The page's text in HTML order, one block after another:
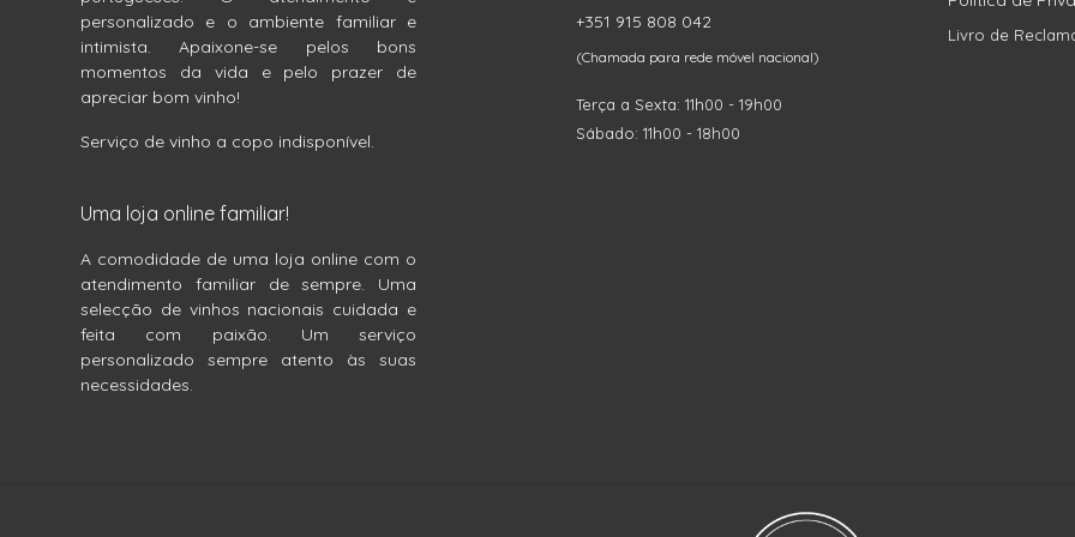
personalizado e o ambiente familiar e
intimista. Apaixone-se pelos bons
momentos da vida e pelo prazer de
apreciar bom vinho!
Serviço de vinho a copo indisponível.
Uma loja online familiar!
A comodidade de uma loja online com o
atendimento familiar de sempre. Uma
selecção de vinhos nacionais cuidada e
feita com paixão. Um serviço
personalizado sempre atento às suas
necessidades.
+351 915 808 042
(Chamada para rede móvel nacional)
Terça a Sexta: 11h00 - 19h00
Sábado: 11h00 - 18h00
Livro de